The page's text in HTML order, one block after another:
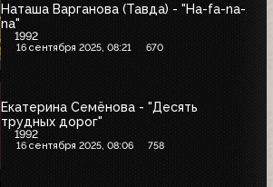
Наташа Варганова (Тавда) - "Ha-fa-na-
na"
1992
16 сентября 2025, 08:21 670
Екатерина Семёнова - "Десять
трудных дорог"
1992
16 сентября 2025, 08:06 758